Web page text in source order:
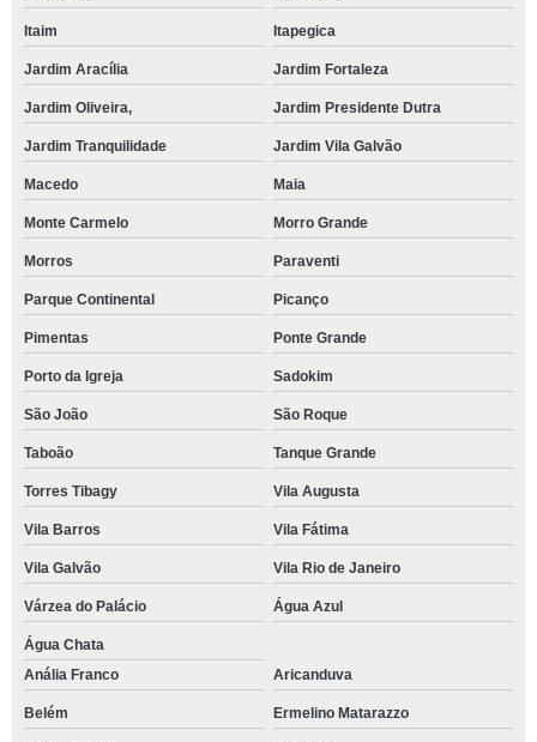
Itaim Itapegica
Jardim Aracília Jardim Fortaleza
Jardim Oliveira, Jardim Presidente Dutra
Jardim Tranquilidade Jardim Vila Galvão
Macedo Maia
Monte Carmelo Morro Grande
Morros Paraventi
Parque Continental Picanço
Pimentas Ponte Grande
Porto da Igreja Sadokim
São João São Roque
Taboão Tanque Grande
Torres Tibagy Vila Augusta
Vila Barros Vila Fátima
Vila Galvão Vila Rio de Janeiro
Várzea do Palácio Água Azul
Água Chata
Anália Franco
Aricanduva
Belém Ermelino Matarazzo